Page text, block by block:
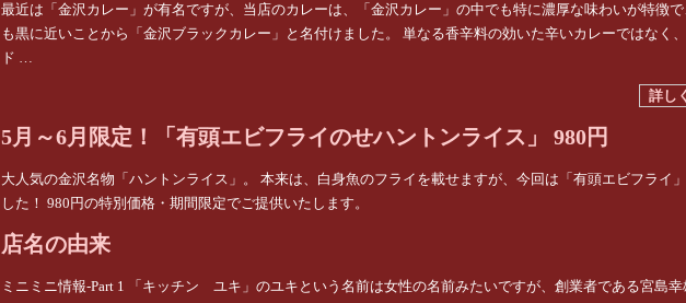
最近は「金沢カレー」が有名ですが、当店のカレーは、「金沢カレー」の中でも特に濃厚な味わいが特徴
も黒に近いことから「金沢ブラックカレー」と名付けました。 単なる香辛料の効いた辛いカレーではなく
ド …
詳し
5月～6月限定！「有頭エビフライのせハントンライス」 980円
大人気の金沢名物「ハントンライス」。 本来は、白身魚のフライを載せますが、今回は「有頭エビフライ
した！ 980円の特別価格・期間限定でご提供いたします。
店名の由来
ミニミニ情報-Part 1 「キッチン ユキ」のユキという名前は女性の名前みたいですが、創業者である宮島幸